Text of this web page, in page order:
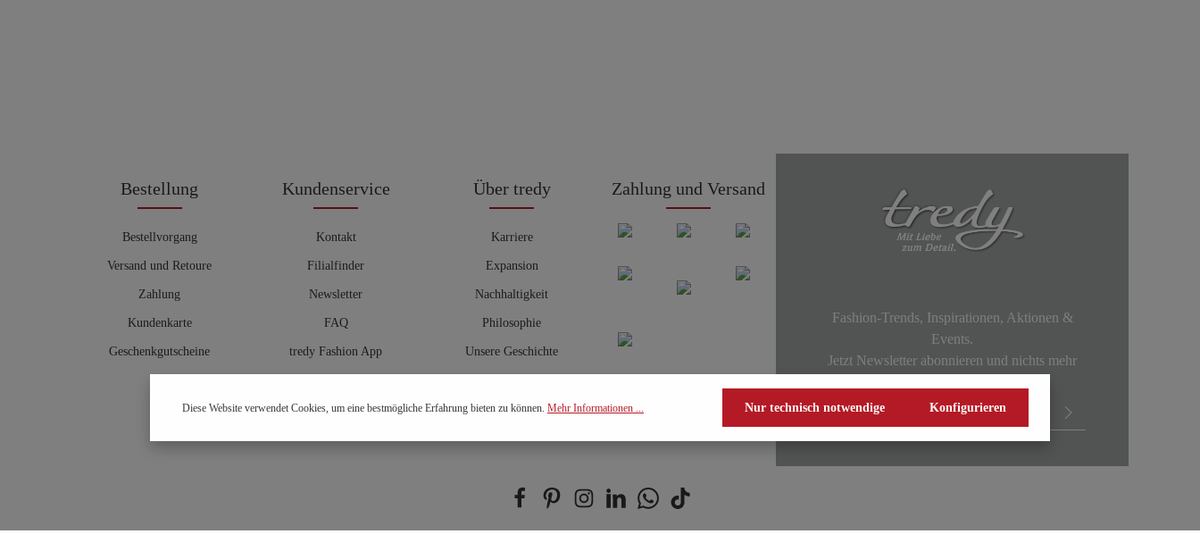
Bestellung
Bestellvorgang
Versand und Retoure
Zahlung
Kundenkarte
Geschenkgutscheine
Kundenservice
Kontakt
Filialfinder
Newsletter
FAQ
tredy Fashion App
Hosenberater
Über tredy
Karriere
Expansion
Nachhaltigkeit
Philosophie
Unsere Geschichte
Zahlung und Versand
Fashion-Trends, Inspirationen, Aktionen &
Events.
Jetzt Newsletter abonnieren und nichts mehr
Diese Website verwendet Cookies, um eine bestmögliche Erfahrung bieten zu können. Mehr Informationen ... Nur technisch notwendige Konfigurieren